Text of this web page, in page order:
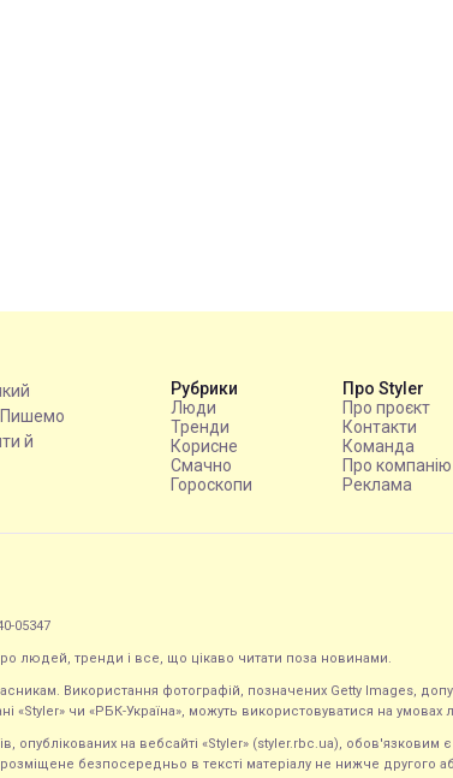
Пишемо
й
Рубрики
Люди
Тренди
Корисне
Смачно
Гороскопи
Про Styler
Про проєкт
Контакти
Команда
Про компанію
Реклама
05347
людей, тренди і все, що цікаво читати поза новинами.
Використання фотографій, позначених Getty Images,
«Styler» чи «РБК-Україна», можуть використовуватися на
опублікованих на вебсайті «Styler» (styler.rbc.ua),
безпосередньо в тексті матеріалу не нижче другого